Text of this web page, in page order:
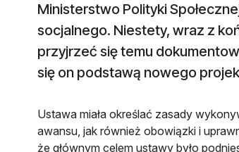
Ministerstwo Polityki
socjalnego. Niestety, wraz z
przyjrzeć się temu
się on podstawą nowego
Ustawa miała określać zasady
awansu, jak również obowiązki i
że głównym celem ustawy było